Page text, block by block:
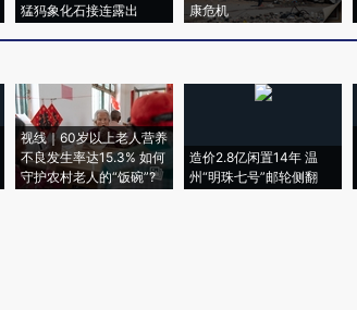
猛犸象化石接连露出
康危机
视线｜60岁以上老人营养
不良发生率达15.3% 如何
守护农村老人的“饭碗”?
造价2.8亿闲置14年 温
州“明珠七号”邮轮侧翻